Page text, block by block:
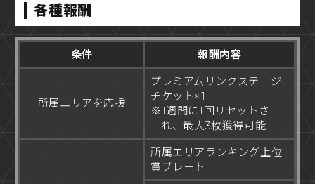
各種報酬
条件 報酬内容
所属エリアを応援
プレミアムリンクステージ
チケット×1
※1週間に1回リセットさ
れ、最大3枚獲得可能
所属エリアランキング上位
賞プレート